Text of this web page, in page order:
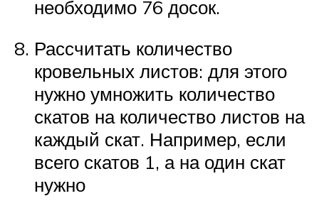
необходимо 76 досок.
Рассчитать количество
кровельных листов: для этого
нужно умножить количество
скатов на количество листов на
каждый скат. Например, если
всего скатов 1, а на один скат
нужно